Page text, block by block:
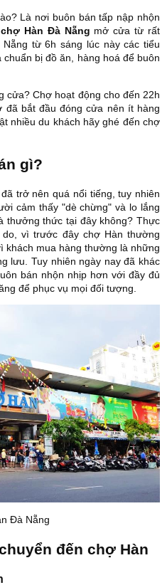
Là nơi buôn bán tấp nập nhộn
chợ Hàn Đà Nẵng mở cửa từ rất
từ 6h sáng lúc này các tiểu
bị đồ ăn, hàng hoá để buôn
cửa? Chợ hoạt động cho đến 22h
đã bắt đầu đóng cửa nên ít hàng
nhiều du khách hãy ghé đến chợ
gì?
trở nên quá nổi tiếng, tuy nhiên
cảm thấy "dè chừng" và lo lắng
thưởng thức tại đây không? Thực
vì trước đây chợ Hàn thường
khách mua hàng thường là những
lưu. Tuy nhiên ngày nay đã khác
bán nhộn nhịp hơn với đầy đủ
để phục vụ mọi đối tượng.
Đà Nẵng
đến chợ Hàn